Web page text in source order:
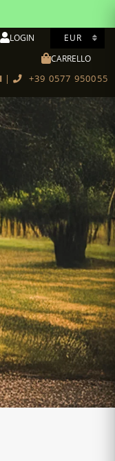
LOGIN
CARRELLO
ed esperienze in tutta Italia
| +39 0577 950055